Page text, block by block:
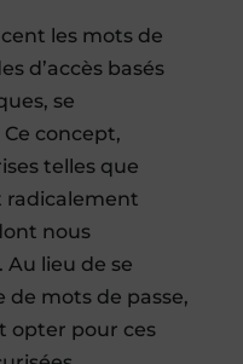
les mots de
d’accès basés
se
concept,
telles que
radicalement
nous
Au lieu de se
de mots de passe,
opter pour ces